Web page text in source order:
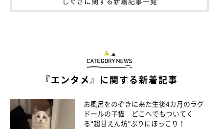
『エンタメ』に関する新着記事
お風呂をのぞきに来た生後4カ月のラグ
ドールの子猫 どこへでもついてく
る“超甘えん坊”ぶりにほっこり！